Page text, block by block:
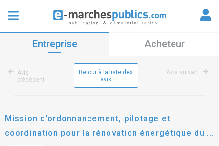
Entreprise Acheteur
Avis
précédent
Retour à la liste des
avis
Avis suivant
Mission d'ordonnancement, pilotage et
coordination pour la rénovation énergétique du